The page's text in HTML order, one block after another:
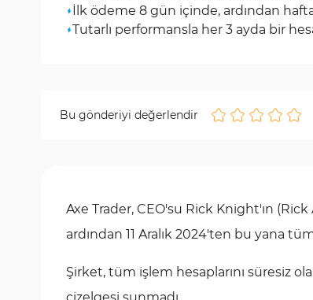
İlk ödeme 8 gün içinde, ardından
Tutarlı performansla her 3 ayda bir
Bu gönderiyi değerlendir
Axe Trader, CEO'su Rick Knight'ın
ardından 11 Aralık 2024'ten bu yana
Şirket, tüm işlem hesaplarını süresiz